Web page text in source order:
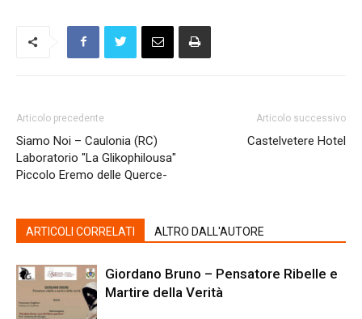
Articolo precedente
Siamo Noi – Caulonia (RC)
Laboratorio "La Glikophilousa"
Piccolo Eremo delle Querce-
Articolo successivo
Castelvetere Hotel
ARTICOLI CORRELATI ALTRO DALL'AUTORE
Giordano Bruno – Pensatore Ribelle e
Martire della Verità